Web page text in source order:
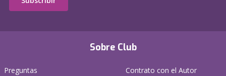
Sobre Club
Preguntas
Contrato con el Autor